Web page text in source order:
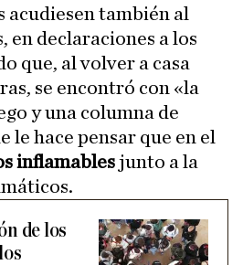
acudiesen también al
en declaraciones a los
que, al volver a casa
se encontró con «la
y una columna de
le hace pensar que en el
inflamablesjunto a la
de los